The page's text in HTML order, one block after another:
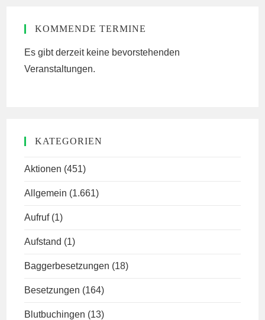
KOMMENDE TERMINE
Es gibt derzeit keine bevorstehenden
Veranstaltungen.
KATEGORIEN
Aktionen (451)
Allgemein (1.661)
Aufruf (1)
Aufstand (1)
Baggerbesetzungen (18)
Besetzungen (164)
Blutbuchingen (13)